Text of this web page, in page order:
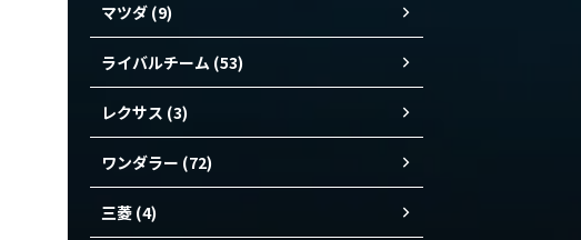
マツダ (9)
ライバルチーム (53)
レクサス (3)
ワンダラー (72)
三菱 (4)